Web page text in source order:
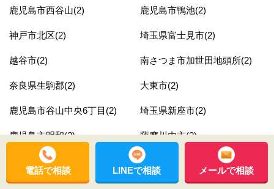
鹿児島市西谷山(2) 鹿児島市鴨池(2)
神戸市北区(2) 埼玉県富士見市(2)
越谷市(2) 南さつま市加世田地頭所(2)
奈良県生駒郡(2) 大東市(2)
鹿児島市谷山中央6丁目(2) 埼玉県新座市(2)
鹿児島市明和(2) 薩摩川内市(2)
鹿児島市皇徳寺台3丁目(2) 埼玉県鴻巣市(2)
長泉町(2) 埼玉県熊谷市(2)
電話で相談 LINEで相談 メールで相談